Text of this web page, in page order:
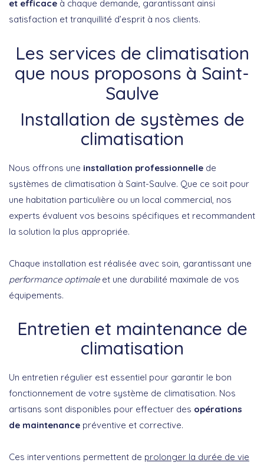
et efficace à chaque demande, garantissant ainsi
satisfaction et tranquillité d’esprit à nos clients.
Les services de climatisation
que nous proposons à Saint-
Saulve
Installation de systèmes de
climatisation
Nous offrons une installation professionnelle de
systèmes de climatisation à Saint-Saulve. Que ce soit pour
une habitation particulière ou un local commercial, nos
experts évaluent vos besoins spécifiques et recommandent
la solution la plus appropriée.
Chaque installation est réalisée avec soin, garantissant une
performance optimaleet une durabilité maximale de vos
équipements.
Entretien et maintenance de
climatisation
Un entretien régulier est essentiel pour garantir le bon
fonctionnement de votre système de climatisation. Nos
artisans sont disponibles pour effectuer des opérations
de maintenance préventive et corrective.
Ces interventions permettent de prolonger la durée de vie